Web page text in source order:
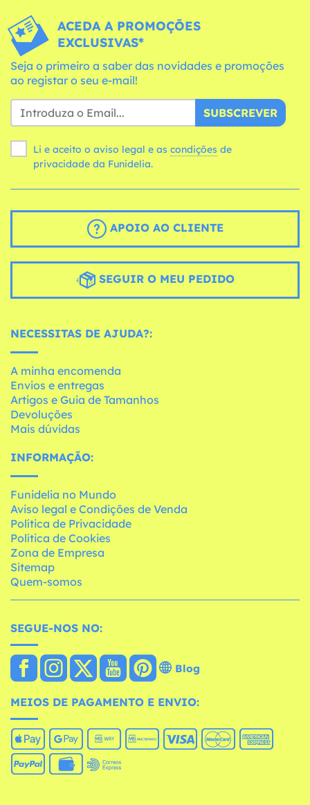
ACEDA A PROMOÇÕES
EXCLUSIVAS*
Seja o primeiro a saber das novidades e promoções
ao registar o seu e-mail!
SUBSCREVER
Li e aceito o aviso legal e as condições
privacidade da Funidelia.
APOIO AO CLIENTE
SEGUIR O MEU PEDIDO
NECESSITAS DE AJUDA?:
A minha encomenda
Envios e entregas
Artigos e Guia de Tamanhos
Devoluções
Mais dúvidas
INFORMAÇÃO:
Funidelia no Mundo
Aviso legal e Condições de Venda
Política de Privacidade
Política de Cookies
Zona de Empresa
Sitemap
Quem-somos
SEGUE-NOS NO:
Blog
MEIOS DE PAGAMENTO E ENVIO: